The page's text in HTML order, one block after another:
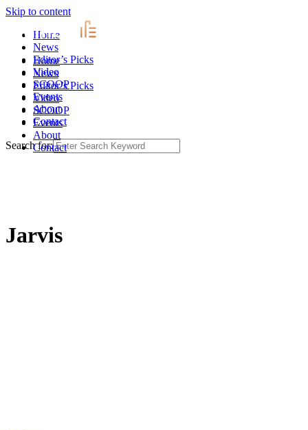
Skip to content
Home
News
Editor’s Picks
Video
SCOOP
Events
About
Contact
Home
News
Editor’s Picks
Video
SCOOP
Events
About
Contact
Search for:
Jarvis